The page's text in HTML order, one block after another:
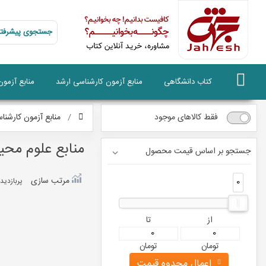
جستجوی
کتاب دانشگاهی منابع آزمون کارشناسی ارشد منابع
فقط کالاهای موجود
جستجو بر اساس قیمت محصول
0
0
از
تومان
تا
تومان
منابع آزمون
منابع علوم
مرتب سازی